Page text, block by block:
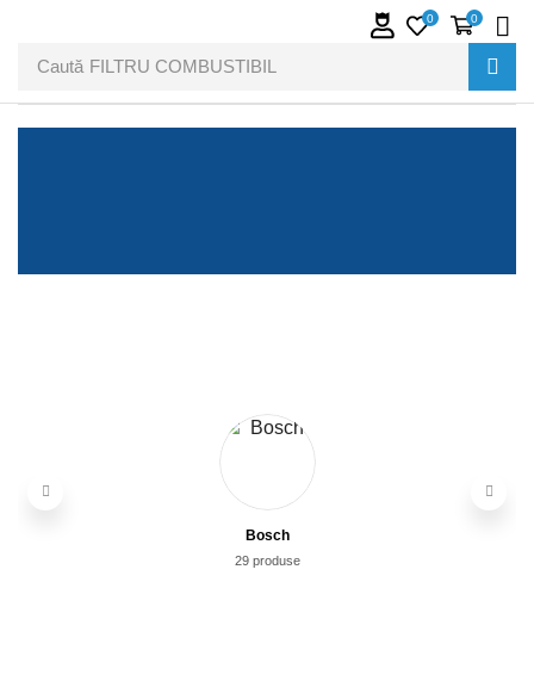
Caută FILTRU COMBUSTIBIL
0 0
Bosch
29 produse